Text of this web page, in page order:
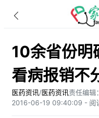
10余省份明
看病报销不
医药资讯/医药资讯责任编辑
2016-06-19 09:40:09 - 阅